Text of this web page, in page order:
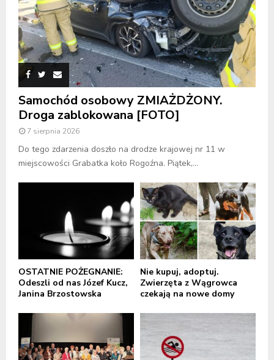
Samochód osobowy ZMIAŻDŻONY.
Droga zablokowana [FOTO]
7 sierpnia 2026
Do tego zdarzenia doszło na drodze krajowej nr 11 w
miejscowości Grabatka koło Rogoźna. Piątek,...
OSTATNIE POŻEGNANIE:
Odeszli od nas Józef Kucz,
Janina Brzostowska
Nie kupuj, adoptuj.
Zwierzęta z Wągrowca
czekają na nowe domy